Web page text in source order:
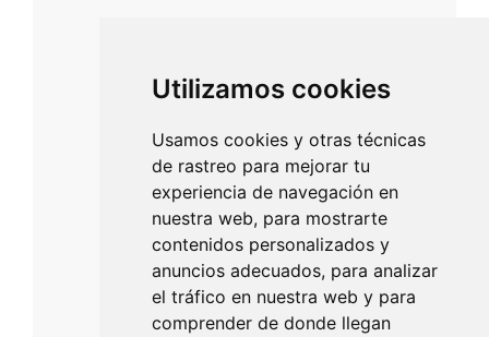
Utilizamos cookies
Usamos cookies y otras técnicas
de rastreo para mejorar tu
experiencia de navegación en
nuestra web, para mostrarte
contenidos personalizados y
anuncios adecuados, para analizar
el tráfico en nuestra web y para
comprender de donde llegan